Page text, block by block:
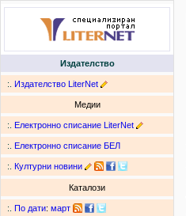
Издателство
:. Издателство LiterNet
Медии
:. Електронно списание LiterNet
:. Електронно списание БЕЛ
:. Културни новини
Каталози
:. По дати: март